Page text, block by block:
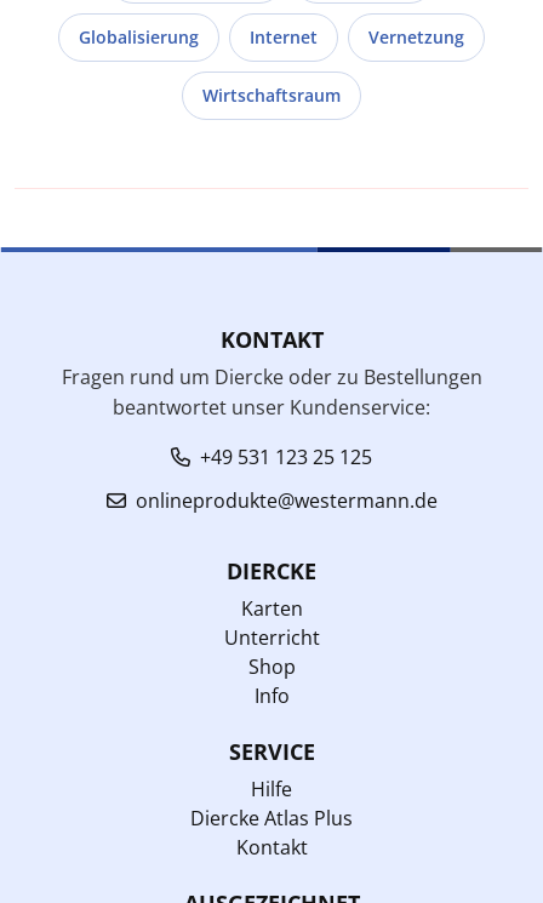
Globalisierung Internet Vernetzung
Wirtschaftsraum
KONTAKT
Fragen rund um Diercke oder zu Bestellungen
beantwortet unser Kundenservice:
+49 531 123 25 125
onlineprodukte@westermann.de
DIERCKE
Karten
Unterricht
Shop
Info
SERVICE
Hilfe
Diercke Atlas Plus
Kontakt